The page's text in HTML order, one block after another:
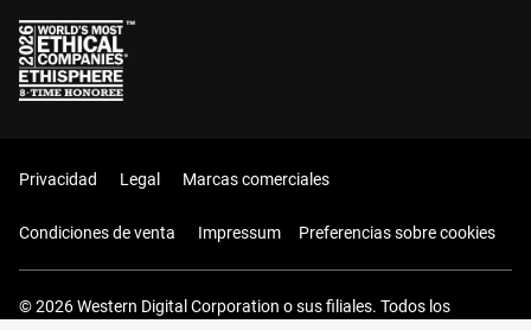
Privacidad Legal Marcas comerciales
Condiciones de venta Impressum Preferencias sobre cookies
© 2026 Western Digital Corporation o sus filiales. Todos los